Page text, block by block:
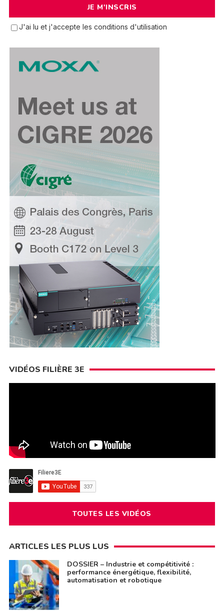
J'ai lu et j'accepte les conditions d'utilisation
VIDÉOS FILIÈRE 3E
TOUTES LES VIDÉOS
ARTICLES LES PLUS LUS
DOSSIER – Industrie et compétitivité :
performance énergétique, flexibilité,
automatisation et robotique